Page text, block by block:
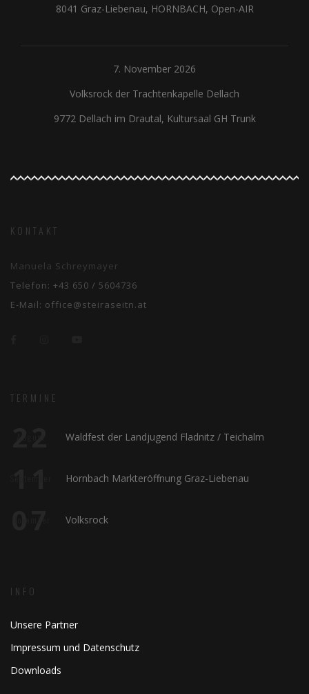
8041 Graz-Liebenau, HORNBACH, Open-AIR
7. November 2026
Volksrock der Trachtenkapelle Dellach
9772 Dellach im Drautal, Kultursaal GH Trunk
KONTAKT
Manuela Schreymayer
Telefon: +43 650 / 5604736
E-Mail: office@steiraseitn.at
TERMINE
Waldfest der Landjugend Fladnitz / Teichalm
Hornbach Markteröffnung Graz-Liebenau
Volksrock
INFO
Unsere Partner
Impressum und Datenschutz
Downloads